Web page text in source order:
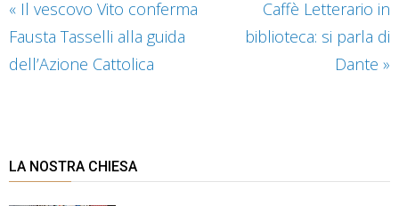
« Il vescovo Vito conferma
Fausta Tasselli alla guida
dell’Azione Cattolica
Caffè Letterario in
biblioteca: si parla di
Dante »
LA NOSTRA CHIESA